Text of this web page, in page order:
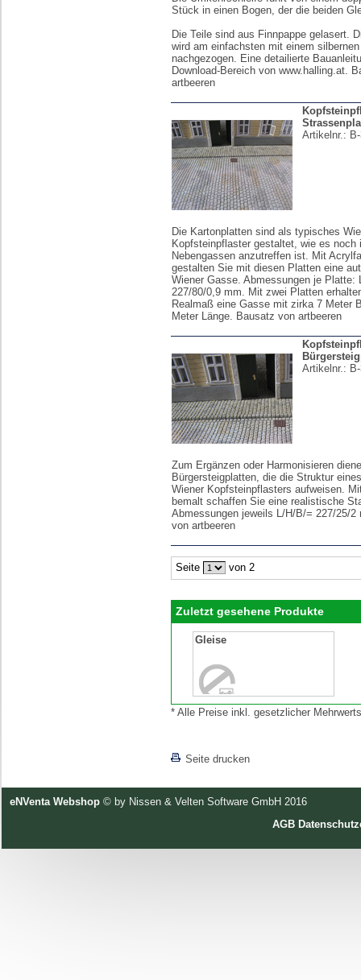
Stück in einen Bogen, der die beiden
Die Teile sind aus Finnpappe gelasert.
wird am einfachsten mit einem
nachgezogen. Eine detailierte
Download-Bereich von www.halling.at.
artbeeren
Artikelnr.:
Die Kartonplatten sind als typisches
Kopfsteinpflaster gestaltet, wie es noch
Nebengassen anzutreffen ist. Mit
gestalten Sie mit diesen Platten eine
Wiener Gasse. Abmessungen je Platte:
227/80/0,9 mm. Mit zwei Platten
Realmaß eine Gasse mit zirka 7 Meter
Meter Länge. Bausatz von artbeeren
Artikelnr.:
Zum Ergänzen oder Harmonisieren
Bürgersteigplatten, die die Struktur
Wiener Kopfsteinpflasters aufweisen.
bemalt schaffen Sie eine realistische
Abmessungen jeweils L/H/B/= 227/25/2
von artbeeren
Seite von 2
Zuletzt gesehene Produkte
Gleise
* Alle Preise inkl. gesetzlicher
Seite drucken
eNVenta Webshop © by Nissen & Velten Software GmbH 2016
AGB